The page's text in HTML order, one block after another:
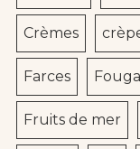
Crèmes
Farces
Fruits de mer